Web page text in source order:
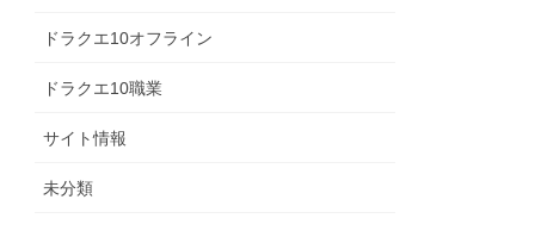
ドラクエ10オフライン
ドラクエ10職業
サイト情報
未分類